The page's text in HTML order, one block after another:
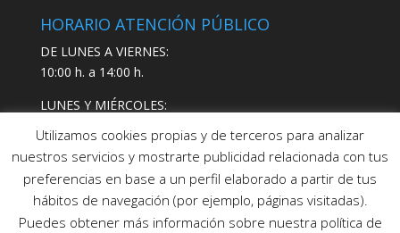
HORARIO ATENCIÓN PÚBLICO
DE LUNES A VIERNES:
10:00 h. a 14:00 h.
LUNES Y MIÉRCOLES:
Utilizamos cookies propias y de terceros para analizar
nuestros servicios y mostrarte publicidad relacionada con tus
preferencias en base a un perfil elaborado a partir de tus
hábitos de navegación (por ejemplo, páginas visitadas).
Puedes obtener más información sobre nuestra política de